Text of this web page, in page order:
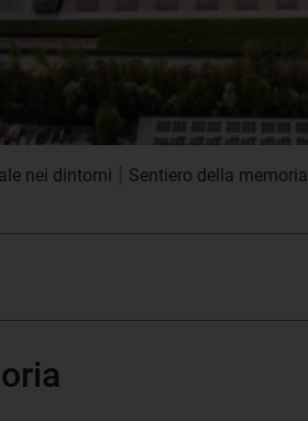
nei dintorni Sentiero della memoria